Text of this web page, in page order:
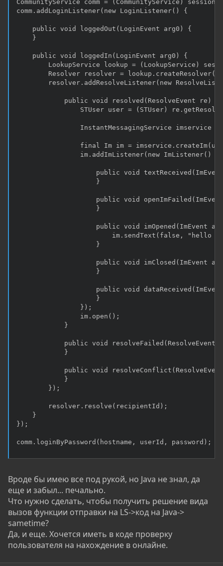
CommunityService comm = (CommunityService)
comm.addLoginListener(new LoginListener() {
    public void loggedOut(LoginEvent arg0) {
    }
    public void loggedIn(LoginEvent arg0) {
LookupService lookup = (LookupService)
Resolver resolver =
resolver.addResolveListener(new
            public void resolved(ResolveEvent re) {
STUser user = (STUser)
InstantMessagingService imservice
final Im im =
                im.addImListener(new ImListener() {
public void
                    }
public void
                    }
public void imOpened(ImEvent
im.sendText(false, "hello
                    }
public void imClosed(ImEvent
                    }
public void
                    }
                });
                im.open();
            }
public void resolveFailed(ResolveEvent
            }
public void
            }
        });
        resolver.resolve(recipientId);
    }
});
comm.loginByPassword(hostname, userId, password);
Вроде бы имею все под рукой, но Java не знал, да
еще и забыл... печально.
Что нужно сделать, чтобы получить решение вида
вызов функции отправки на LS->код на Java->
sametime?
Да, и еще. Хочется иметь в коде проверку
пользователя на нахождение в онлайне.